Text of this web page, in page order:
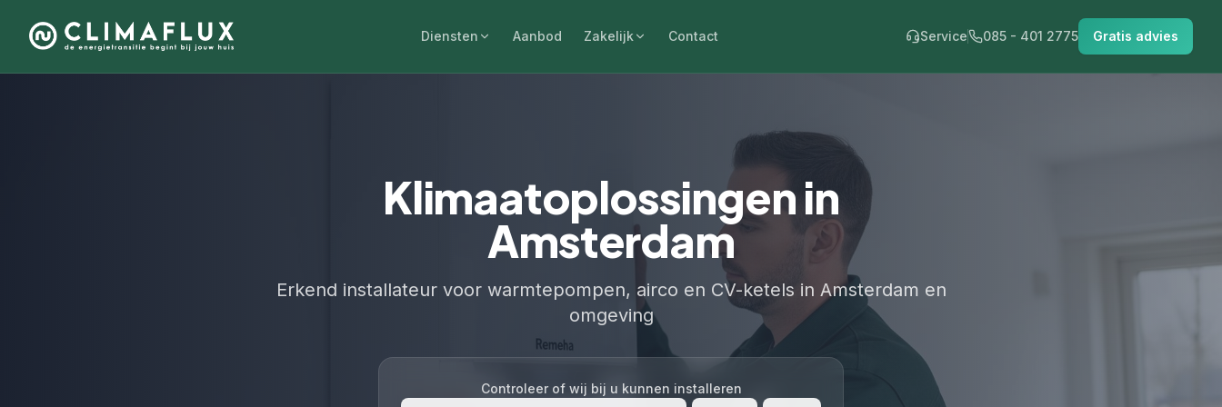
Diensten Aanbod Zakelijk Contact Service 085 - 401 2775 Gratis advies
Klimaatoplossingen in
Amsterdam
Erkend installateur voor warmtepompen, airco en CV-ketels in Amsterdam en
omgeving
Controleer of wij bij u kunnen installeren